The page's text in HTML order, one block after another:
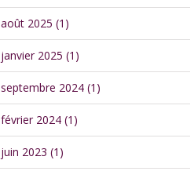
août 2025 (1)
janvier 2025 (1)
septembre 2024 (1)
février 2024 (1)
juin 2023 (1)